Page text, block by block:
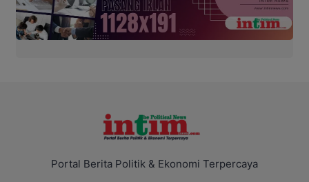
Portal Berita Politik & Ekonomi Terpercaya